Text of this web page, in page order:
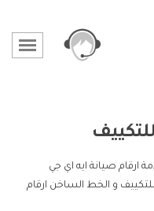
للتكييف
ارقام صيانة ايه اي جي
و الخط الساخن ارقام